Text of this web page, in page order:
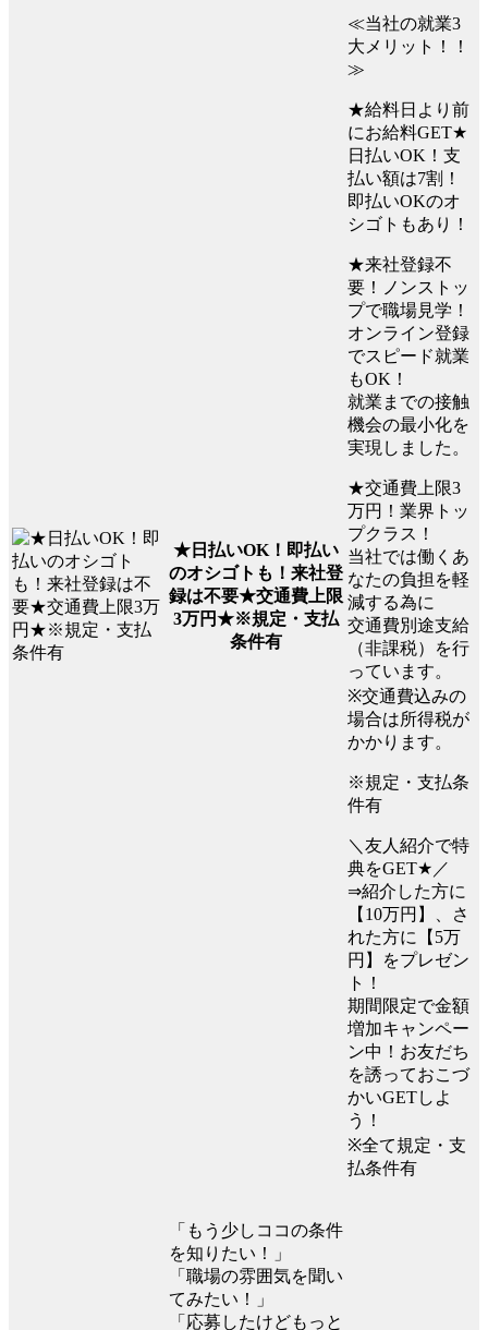
★日払いOK！即払い
のオシゴトも！来社登
録は不要★交通費上限
3万円★※規定・支払
条件有
≪当社の就業3
大メリット！！
≫
★給料日より前
にお給料GET★
日払いOK！支
払い額は7割！
即払いOKのオ
シゴトもあり！
★来社登録不
要！ノンストッ
プで職場見学！
オンライン登録
でスピード就業
もOK！
就業までの接触
機会の最小化を
実現しました。
★交通費上限3
万円！業界トッ
プクラス！
当社では働くあ
なたの負担を軽
減する為に
交通費別途支給
（非課税）を行
っています。
※交通費込みの
場合は所得税が
かかります。
※規定・支払条
件有
＼友人紹介で特
典をGET★／
⇒紹介した方に
【10万円】、さ
れた方に【5万
円】をプレゼン
ト！
期間限定で金額
増加キャンペー
ン中！お友だち
を誘っておこづ
かいGETしよ
う！
※全て規定・支
払条件有
「もう少しココの条件
を知りたい！」
「職場の雰囲気を聞い
てみたい！」
「応募したけどもっと